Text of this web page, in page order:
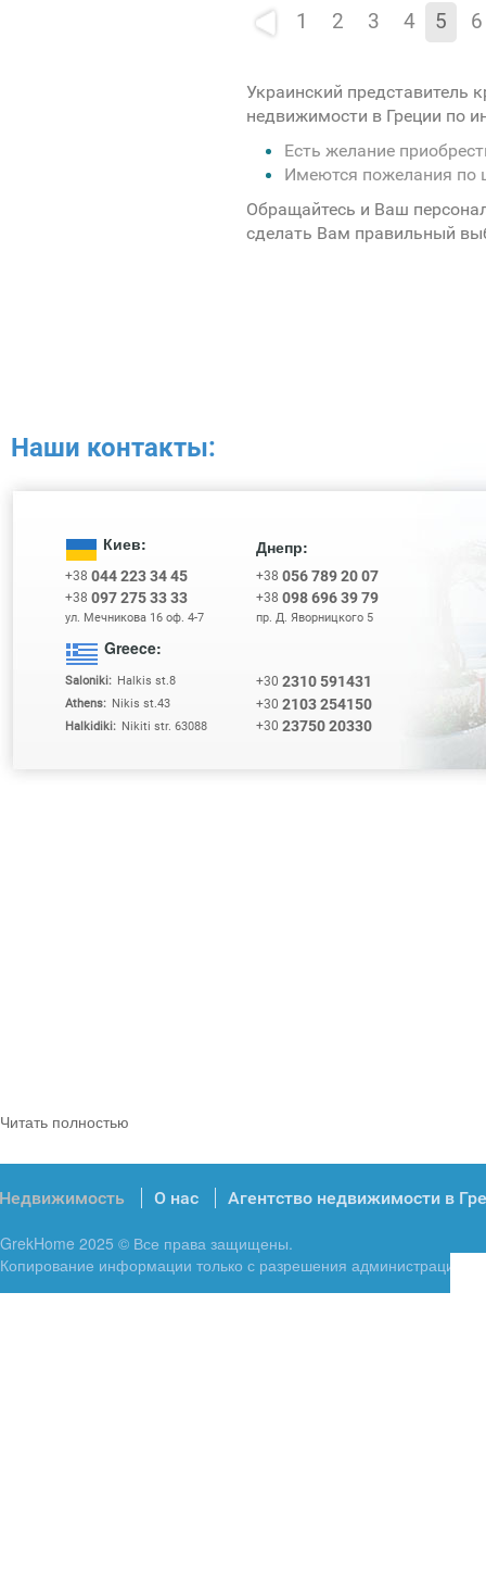
1 2 3 4 5 6
Украинский представитель
недвижимости в Греции по
Есть желание
Имеются пожелания по
Обращайтесь и Ваш
сделать Вам правильный
Наши контакты:
Киев: Днепр:
+38 044 223 34 45 +38 056 789 20 07
+38 097 275 33 33 +38 098 696 39 79
ул. Мечникова 16 оф. 4-7 пр. Д. Яворницкого 5
Greece:
Saloniki: Halkis st.8 +30 2310 591431
Athens: Nikis st.43 +30 2103 254150
Halkidiki: Nikiti str. 63088 +30 23750 20330
Читать полностью
Недвижимость О нас Агентство недвижимости в
GrekHome 2025 © Все права защищены.
Копирование информации только с разрешения администрации.